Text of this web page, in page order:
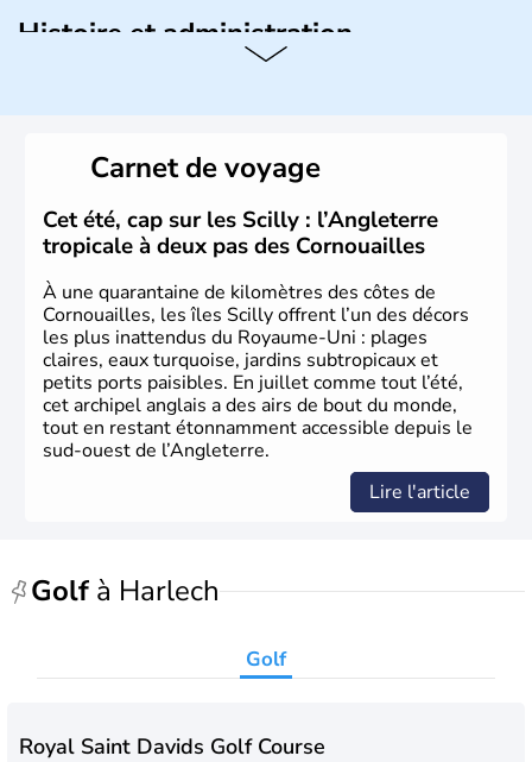
Histoire et administration
Jones, Roger Glover sont quelques-unes des célébrités
Pays de Galles
de la musique. Ken Follet et Catherine Zeta-Jones en
littérature et au cinéma portent haut les couleurs de ce
pays.
Carnet de voyage
Cet été, cap sur les Scilly : l’Angleterre
tropicale à deux pas des Cornouailles
À une quarantaine de kilomètres des côtes de
Cornouailles, les îles Scilly offrent l’un des décors
les plus inattendus du Royaume-Uni : plages
claires, eaux turquoise, jardins subtropicaux et
petits ports paisibles. En juillet comme tout l’été,
cet archipel anglais a des airs de bout du monde,
tout en restant étonnamment accessible depuis le
sud-ouest de l’Angleterre.
Lire l'article
Golf à Harlech
Golf
Royal Saint Davids Golf Course